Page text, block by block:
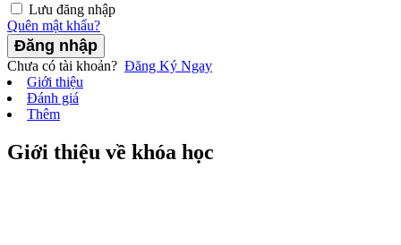
Lưu đăng nhập
Quên mật khẩu?
Đăng nhập
Chưa có tài khoản? Đăng Ký Ngay
Giới thiệu
Đánh giá
Thêm
Giới thiệu về khóa học